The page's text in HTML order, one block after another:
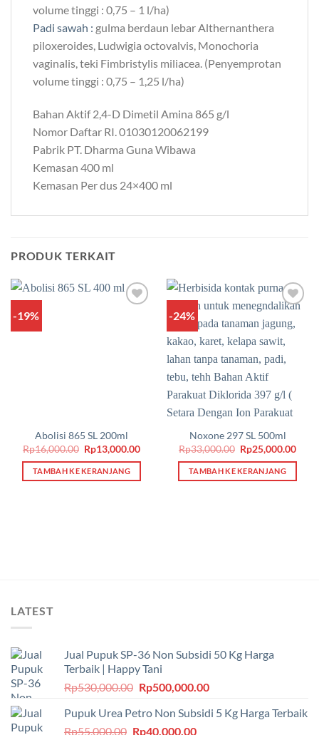
volume tinggi : 0,75 – 1 l/ha)
Padi sawah : gulma berdaun lebar Althernanthera
piloxeroides, Ludwigia octovalvis, Monochoria
vaginalis, teki Fimbristylis miliacea. (Penyemprotan
volume tinggi : 0,75 – 1,25 l/ha)
Bahan Aktif 2,4-D Dimetil Amina 865 g/l
Nomor Daftar RI. 01030120062199
Pabrik PT. Dharma Guna Wibawa
Kemasan 400 ml
Kemasan Per dus 24×400 ml
PRODUK TERKAIT
-19%
Abolisi 865 SL 200ml
Rp16,000.00 Harga
aslinya
adalah:
Rp16,000.00.
Rp13,000.00Harga
Rp13,000.00.
TAMBAH KE KERANJANG
-24%
wishlist
Noxone 297 SL 500ml
Rp33,000.00 Harga
aslinya
adalah:
Rp33,000.00.
Rp25,000.00
TAMBAH KE KERANJANG
LATEST
Jual Pupuk SP-36 Non Subsidi 50 Kg Harga
Terbaik | Happy Tani
Rp530,000.00 Harga
adalah:
Rp530,000.00.
Rp500,000.00Harga
ini
Pupuk Urea Petro Non Subsidi 5 Kg Harga Terbaik
Rp55,000.00 Harga
Rp40,000.00Harga